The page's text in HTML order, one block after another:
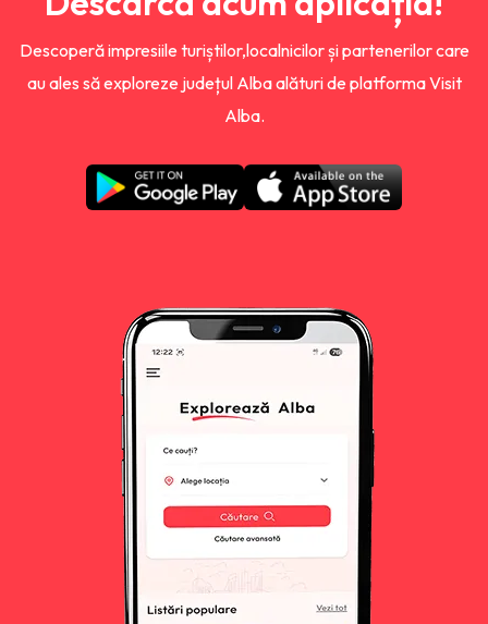
Descoperă impresiile turiștilor,localnicilor și partenerilor care
au ales să exploreze județul Alba alături de platforma Visit
Alba.